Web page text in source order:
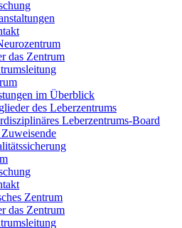
das Zentrum
im Überblick
des Leberzentrums
Leberzentrums-Board
Zentrum
das Zentrum